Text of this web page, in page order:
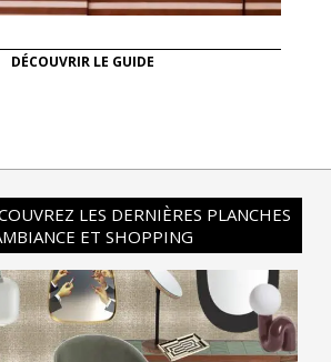
DÉCOUVRIR LE GUIDE
LES DERNIÈRES PLANCHES
ET SHOPPING